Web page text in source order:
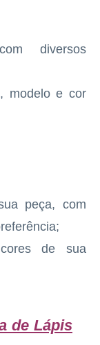
diversos
modelo e cor
peça, com
de sua
de Lápis